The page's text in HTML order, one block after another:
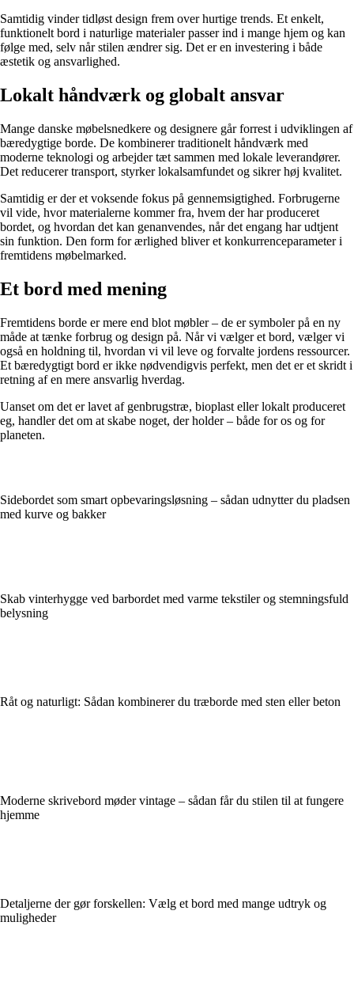
Samtidig vinder tidløst design frem over hurtige trends. Et enkelt,
funktionelt bord i naturlige materialer passer ind i mange hjem og kan
følge med, selv når stilen ændrer sig. Det er en investering i både
æstetik og ansvarlighed.
Lokalt håndværk og globalt ansvar
Mange danske møbelsnedkere og designere går forrest i udviklingen af
bæredygtige borde. De kombinerer traditionelt håndværk med
moderne teknologi og arbejder tæt sammen med lokale leverandører.
Det reducerer transport, styrker lokalsamfundet og sikrer høj kvalitet.
Samtidig er der et voksende fokus på gennemsigtighed. Forbrugerne
vil vide, hvor materialerne kommer fra, hvem der har produceret
bordet, og hvordan det kan genanvendes, når det engang har udtjent
sin funktion. Den form for ærlighed bliver et konkurrenceparameter i
fremtidens møbelmarked.
Et bord med mening
Fremtidens borde er mere end blot møbler – de er symboler på en ny
måde at tænke forbrug og design på. Når vi vælger et bord, vælger vi
også en holdning til, hvordan vi vil leve og forvalte jordens ressourcer.
Et bæredygtigt bord er ikke nødvendigvis perfekt, men det er et skridt i
retning af en mere ansvarlig hverdag.
Uanset om det er lavet af genbrugstræ, bioplast eller lokalt produceret
eg, handler det om at skabe noget, der holder – både for os og for
planeten.
Sidebordet som smart opbevaringsløsning – sådan udnytter du pladsen
med kurve og bakker
Skab vinterhygge ved barbordet med varme tekstiler og stemningsfuld
belysning
Råt og naturligt: Sådan kombinerer du træborde med sten eller beton
Moderne skrivebord møder vintage – sådan får du stilen til at fungere
hjemme
Detaljerne der gør forskellen: Vælg et bord med mange udtryk og
muligheder